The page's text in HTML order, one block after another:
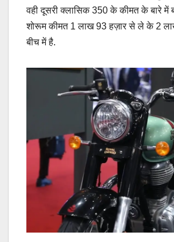
वही दूसरी क्लासिक 350 के कीमत के बारे में
शोरूम कीमत 1 लाख 93 हज़ार से ले के 2
बीच में है.